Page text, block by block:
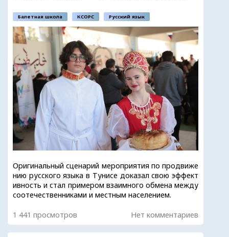
Балетная школа КСОРС Русский язык
Оригинальный сценарий мероприятия по продвиже
нию русского языка в Тунисе доказал свою эффект
ивность и стал примером взаимного обмена между
соотечественниками и местным населением.
1 441 просмотров Нет комментариев